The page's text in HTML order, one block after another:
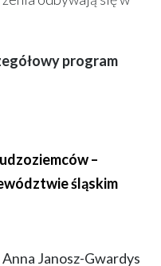
program
–
śląskim
Anna Janosz-Gwardys